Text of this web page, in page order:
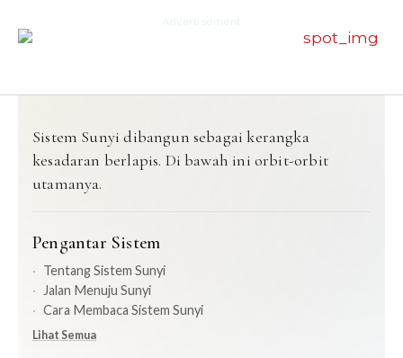
Advertisement
Sistem Sunyi dibangun sebagai kerangka
kesadaran berlapis. Di bawah ini orbit-orbit
utamanya.
Pengantar Sistem
Tentang Sistem Sunyi
Jalan Menuju Sunyi
Cara Membaca Sistem Sunyi
Lihat Semua